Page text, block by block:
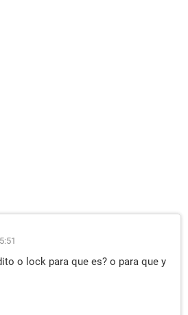
o lock para que es? o para que y